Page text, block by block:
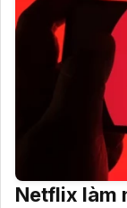
Netflix làm